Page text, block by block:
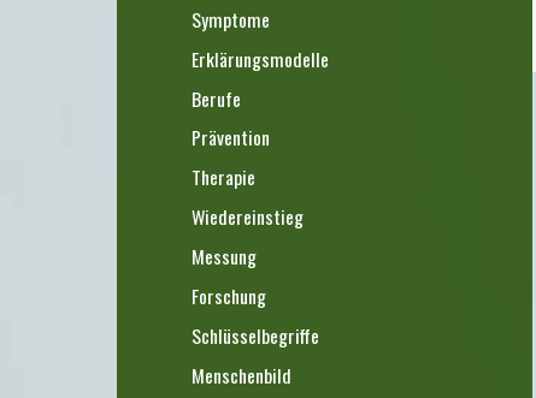
Symptome
Erklärungsmodelle
Berufe
Prävention
Therapie
Wiedereinstieg
Messung
Forschung
Schlüsselbegriffe
Menschenbild